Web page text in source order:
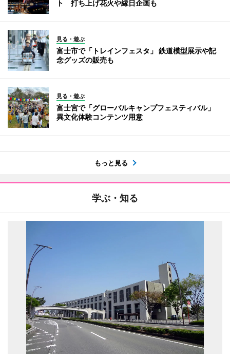
ト 打ち上げ花火や縁日企画も
見る・遊ぶ
富士市で「トレインフェスタ」 鉄道模型展示や記
念グッズの販売も
見る・遊ぶ
富士宮で「グローバルキャンプフェスティバル」
異文化体験コンテンツ用意
もっと見る
学ぶ・知る